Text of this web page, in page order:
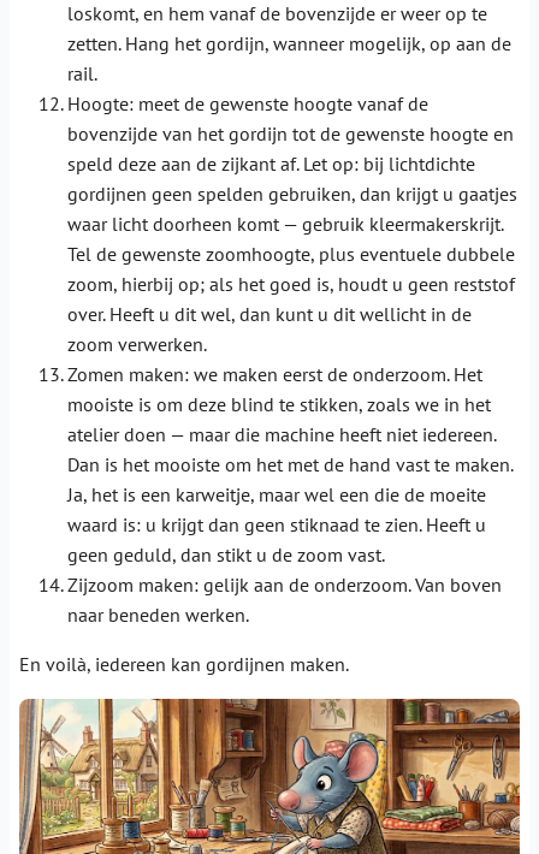
loskomt, en hem vanaf de bovenzijde er weer op te
zetten. Hang het gordijn, wanneer mogelijk, op aan de
rail.
Hoogte: meet de gewenste hoogte vanaf de
bovenzijde van het gordijn tot de gewenste hoogte en
speld deze aan de zijkant af. Let op: bij lichtdichte
gordijnen geen spelden gebruiken, dan krijgt u gaatjes
waar licht doorheen komt — gebruik kleermakerskrijt.
Tel de gewenste zoomhoogte, plus eventuele dubbele
zoom, hierbij op; als het goed is, houdt u geen reststof
over. Heeft u dit wel, dan kunt u dit wellicht in de
zoom verwerken.
Zomen maken: we maken eerst de onderzoom. Het
mooiste is om deze blind te stikken, zoals we in het
atelier doen — maar die machine heeft niet iedereen.
Dan is het mooiste om het met de hand vast te maken.
Ja, het is een karweitje, maar wel een die de moeite
waard is: u krijgt dan geen stiknaad te zien. Heeft u
geen geduld, dan stikt u de zoom vast.
Zijzoom maken: gelijk aan de onderzoom. Van boven
naar beneden werken.
En voilà, iedereen kan gordijnen maken.